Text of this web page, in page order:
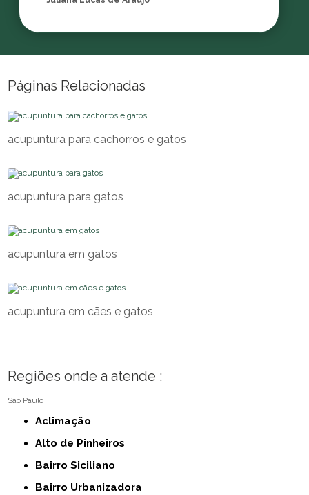
Páginas Relacionadas
acupuntura para cachorros e gatos
acupuntura para gatos
acupuntura em gatos
acupuntura em cães e gatos
Regiões onde a atende :
São Paulo
Aclimação
Alto de Pinheiros
Bairro Siciliano
Bairro Urbanizadora